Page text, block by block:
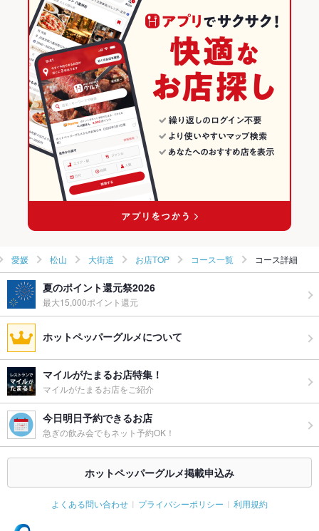
焼き鳥・鶏料理
松山 × 和食
松山 × 焼き鳥・鶏料理
大街道駅 × 和食
大街道駅 × 焼き鳥・鶏料理
愛媛 × 居酒屋
愛媛 × 和風
愛媛 × 和食
愛媛 × 焼き鳥・鶏料理
松山のグルメランキング
松山の居酒屋ランキング
大街道のグルメランキング
大街道の居酒屋ランキング
愛媛 松山 大街道 お店TOP コース一覧 コース詳細
夏のポイント還元祭2026
最大15,000ポイント還元
ホットペッパーグルメについて
マイルがたまるお店特集！
マイルがたまるお店をご紹介
今日明日予約できるお店
急ぎの飲み会でもネット予約OK！
ホットペッパーグルメ掲載申込み
よくある問い合わせ プライバシーポリシー 利用規約